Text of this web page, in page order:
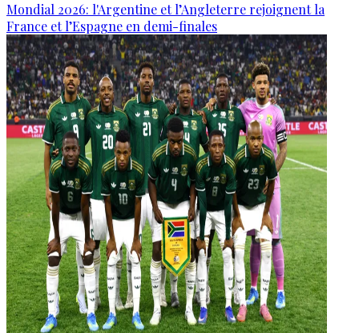
Mondial 2026: l'Argentine et l’Angleterre rejoignent la
France et l’Espagne en demi-finales